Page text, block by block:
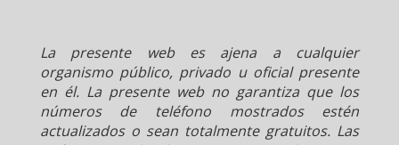
La presente web es ajena a cualquier
organismo público, privado u oficial presente
en él. La presente web no garantiza que los
números de teléfono mostrados estén
actualizados o sean totalmente gratuitos. Las